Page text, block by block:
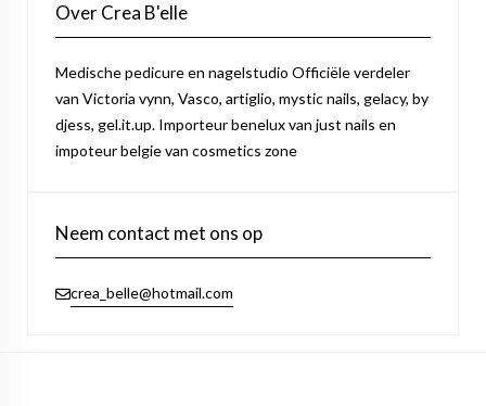
Over Crea B'elle
Medische pedicure en nagelstudio Officiële verdeler
van Victoria vynn, Vasco, artiglio, mystic nails, gelacy, by
djess, gel.it.up. Importeur benelux van just nails en
impoteur belgie van cosmetics zone
Neem contact met ons op
crea_belle@hotmail.com